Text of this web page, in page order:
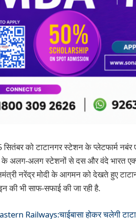
सितंबर को टाटानगर स्टेशन के प्लेटफार्म नबंर
के अलग-अलग स्टेशनों से दस और वंदे भारत
नरेंद्र मोदी के आगमन को देखते हुए
की भी साफ-सफाई की जा रही है.
Railways:चाईबासा होकर चलेगी टाटा